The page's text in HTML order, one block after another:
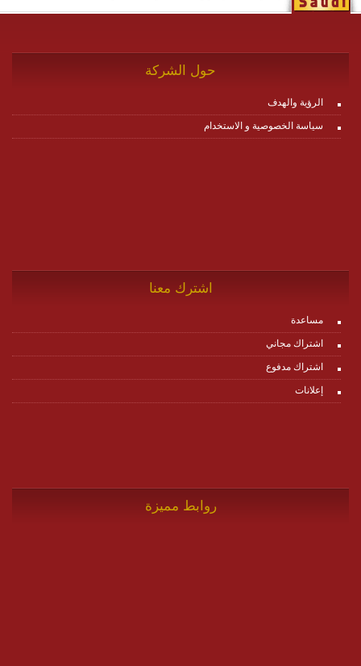
حول الشركة
الرؤية والهدف
سياسة الخصوصية و الاستخدام
اشترك معنا
مساعدة
اشتراك مجاني
اشتراك مدفوع
إعلانات
روابط مميزة